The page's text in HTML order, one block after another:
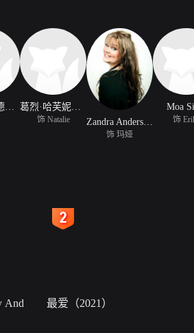
玛丽亚·朗德奎斯特 葛烈·哈芙妮丝寇
饰 Natalie
饰 玛娅
Moa
饰
And
最爱（2021）